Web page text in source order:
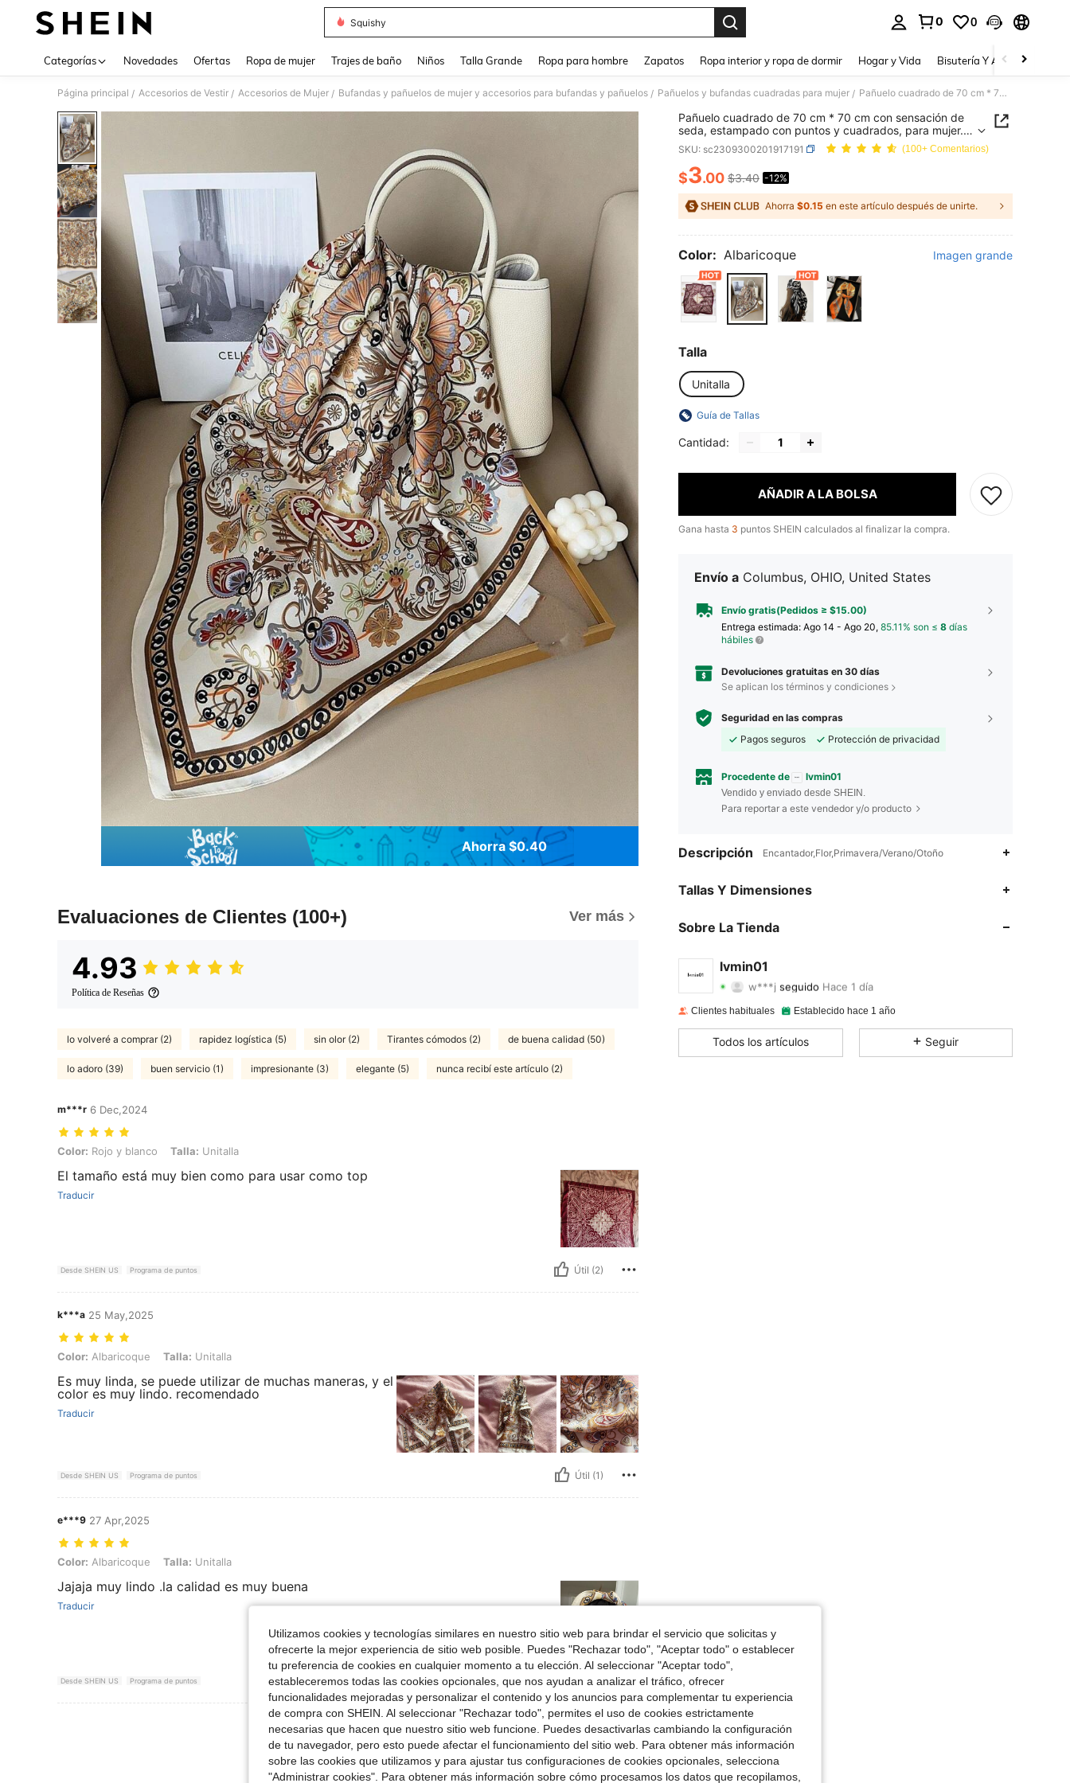
Squishy
0 0
Categorías Novedades Ofertas Ropa de mujer Trajes de baño Niños Talla Grande Ropa para hombre Zapatos Ropa interior y ropa de dormir Hogar y Vida Bisutería Y Accesorios
Página principal / Accesorios de Vestir / Accesorios de Mujer / Bufandas y pañuelos de mujer y accesorios para bufandas y pañuelos / Pañuelos y bufandas cuadradas para mujer / Pañuelo cuadrado de 70 cm * 70 cm con sensación de seda, estampado con puntos y cuadrados, para mujer. Puede usarse como pañuelo, diadema, bufanda o pañuelo de viaje
Ahorra $0.40
Evaluaciones de Clientes (100+) Ver más
4.93
Política de Reseñas
lo volveré a comprar (2) rapidez logística (5) sin olor (2) Tirantes cómodos (2) de buena calidad (50)
lo adoro (39) buen servicio (1) impresionante (3) elegante (5) nunca recibí este artículo (2)
m***r 6 Dec,2024
Color: Rojo y blanco, Talla: Unitalla
Color: Rojo y blanco Talla: Unitalla
El tamaño está muy bien como para usar como top
Traducir
Desde SHEIN US Programa de puntos Útil (2)
k***a 25 May,2025
Color: Albaricoque, Talla: Unitalla
Color: Albaricoque Talla: Unitalla
Es muy linda, se puede utilizar de muchas maneras, y el
color es muy lindo. recomendado
Traducir
Desde SHEIN US Programa de puntos Útil (1)
e***9 27 Apr,2025
Color: Albaricoque, Talla: Unitalla
Color: Albaricoque Talla: Unitalla
Jajaja muy lindo .la calidad es muy buena
Traducir
Desde SHEIN US Programa de puntos Útil (1)
Ver Más Reseñas
Pañuelo cuadrado de 70 cm * 70 cm con sensación de
seda, estampado con puntos y cuadrados, para mujer.
Puede usarse como pañuelo, diadema, bufanda o
pañuelo de viaje
SKU: sc2309300201917191 (100+ Comentarios)
PRICE AND AVAILABILITY
$3.00 $3.40 -12%
Ahorra $0.15 en este artículo después de unirte.
Color: Albaricoque Imagen grande
Talla
Unitalla
Guía de Tallas
Cantidad:
AÑADIR A LA BOLSA
Gana hasta 3 puntos SHEIN calculados al finalizar la compra.
Envío a Columbus, OHIO, United States
Envío gratis(Pedidos ≥ $15.00)
Entrega estimada: Ago 14 - Ago 20, 85.11% son ≤ 8 días
hábiles
Devoluciones gratuitas en 30 días
Se aplican los términos y condiciones
Seguridad en las compras
Pagos seguros
Protección de privacidad
Procedente de lvmin01
Vendido y enviado desde SHEIN.
Para reportar a este vendedor y/o producto
Descripción Encantador,Flor,Primavera/Verano/Otoño
Tallas Y Dimensiones
Sobre La Tienda
lvmin01
w***j
4.92 Calificación 82Artículos
4.92 82 1.9K
Clientes habituales Establecido hace 1 año
Todos los artículos Seguir
Utilizamos cookies y tecnologías similares en nuestro sitio web para brindar el servicio que solicitas y
ofrecerte la mejor experiencia de sitio web posible. Puedes "Rechazar todo", "Aceptar todo" o establecer
tu preferencia de cookies en cualquier momento a tu elección. Al seleccionar "Aceptar todo",
estableceremos todas las cookies opcionales, que nos ayudan a analizar el tráfico, ofrecer
funcionalidades mejoradas y personalizar el contenido y los anuncios para complementar tu experiencia
de compra con SHEIN. Al seleccionar "Rechazar todo", permites el uso de cookies estrictamente
necesarias que hacen que nuestro sitio web funcione. Puedes desactivarlas cambiando la configuración
de tu navegador, pero esto puede afectar el funcionamiento del sitio web. Para obtener más información
sobre las cookies que utilizamos y para ajustar tus configuraciones de cookies opcionales, selecciona
"Administrar cookies". Para obtener más información sobre cómo procesamos los datos que recopilamos,